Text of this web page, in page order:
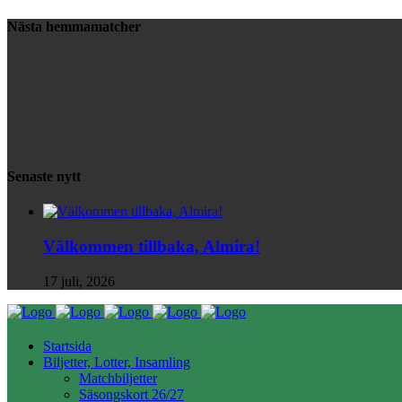
Nästa hemmamatcher
Senaste nytt
Välkommen tillbaka, Almira!
17 juli, 2026
Startsida
Biljetter, Lotter, Insamling
Matchbiljetter
Säsongskort 26/27